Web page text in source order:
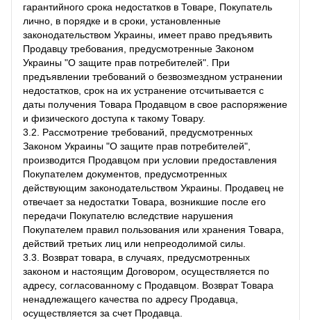
гарантийного срока недостатков в Товаре, Покупатель
лично, в порядке и в сроки, установленные
законодательством Украины, имеет право предъявить
Продавцу требования, предусмотренные Законом
Украины "О защите прав потребителей". При
предъявлении требований о безвозмездном устранении
недостатков, срок на их устранение отсчитывается с
даты получения Товара Продавцом в свое распоряжение
и физического доступа к такому Товару.
3.2. Рассмотрение требований, предусмотренных
Законом Украины "О защите прав потребителей",
производится Продавцом при условии предоставления
Покупателем документов, предусмотренных
действующим законодательством Украины. Продавец не
отвечает за недостатки Товара, возникшие после его
передачи Покупателю вследствие нарушения
Покупателем правил пользования или хранения Товара,
действий третьих лиц или непреодолимой силы.
3.3. Возврат товара, в случаях, предусмотренных
законом и настоящим Договором, осуществляется по
адресу, согласованному с Продавцом. Возврат Товара
ненадлежащего качества по адресу Продавца,
осуществляется за счет Продавца.